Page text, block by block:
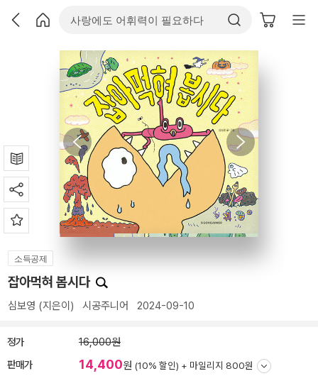
소득공제
잡아먹혀 봅시다
심보영 (지은이) 시공주니어 2024-09-10
정가 16,000원
판매가 14,400원 (10% 할인) + 마일리지 800원